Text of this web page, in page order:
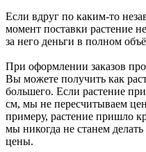
Если вдруг по каким-то
момент поставки растение
за него деньги в полном
При оформлении заказов
Вы можете получить как
большего. Если растение
см, мы не пересчитываем
примеру, растение пришло
мы никогда не станем
цены.